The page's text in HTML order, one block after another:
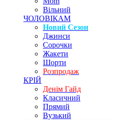
Вільний
ЧОЛОВІКАМ
Новий Сезон
Джинси
Сорочки
Жакети
Шорти
Розпродаж
КРІЙ
Денім Гайд
Класичний
Прямий
Вузький